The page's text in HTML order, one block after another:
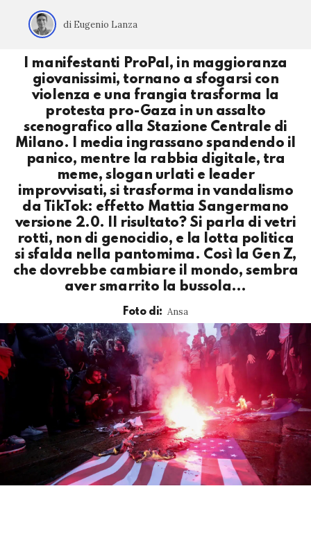
di Eugenio Lanza
I manifestanti ProPal, in maggioranza
giovanissimi, tornano a sfogarsi con
violenza e una frangia trasforma la
protesta pro-Gaza in un assalto
scenografico alla Stazione Centrale di
Milano. I media ingrassano spandendo il
panico, mentre la rabbia digitale, tra
meme, slogan urlati e leader
improvvisati, si trasforma in vandalismo
da TikTok: effetto Mattia Sangermano
versione 2.0. Il risultato? Si parla di vetri
rotti, non di genocidio, e la lotta politica
si sfalda nella pantomima. Così la Gen Z,
che dovrebbe cambiare il mondo, sembra
aver smarrito la bussola…
Foto di: Ansa